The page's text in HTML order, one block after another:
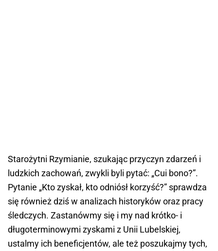
Starożytni Rzymianie, szukając przyczyn zdarzeń i
ludzkich zachowań, zwykli byli pytać: „Cui bono?”.
Pytanie „Kto zyskał, kto odniósł korzyść?” sprawdza
się również dziś w analizach historyków oraz pracy
śledczych. Zastanówmy się i my nad krótko- i
długoterminowymi zyskami z Unii Lubelskiej,
ustalmy ich beneficjentów, ale też poszukajmy tych,